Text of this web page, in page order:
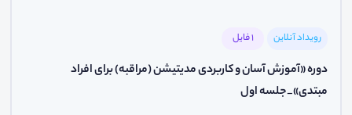
رویداد آنلاین 1 فایل
دوره «آموزش آسان و کاربردی مدیتیشن (مراقبه) برای افراد
مبتدی»_جلسه اول